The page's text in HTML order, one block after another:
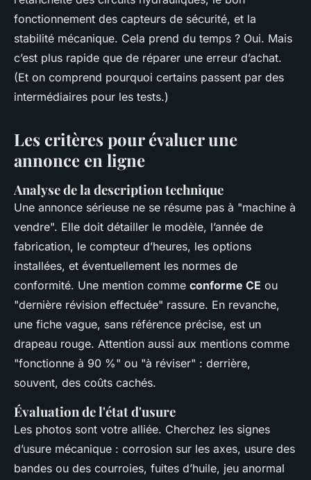
fonctionnement des capteurs de sécurité, et la
stabilité mécanique. Cela prend du temps ? Oui. Mais
c’est plus rapide que de réparer une erreur d’achat.
(Et on comprend pourquoi certains passent par des
intermédiaires pour les tests.)
Les critères pour évaluer une
annonce en ligne
Analyse de la description technique
Une annonce sérieuse ne se résume pas à "machine à
vendre". Elle doit détailler le modèle, l’année de
fabrication, le compteur d’heures, les options
installées, et éventuellement les normes de
conformité. Une mention comme conforme CE ou
"dernière révision effectuée" rassure. En revanche,
une fiche vague, sans référence précise, est un
drapeau rouge. Attention aussi aux mentions comme
"fonctionne à 90 %" ou "à réviser" : derrière,
souvent, des coûts cachés.
Évaluation de l'état d'usure
Les photos sont votre alliée. Cherchez les signes
d’usure mécanique : corrosion sur les axes, usure des
bandes ou des courroies, fuites d’huile, jeu anormal